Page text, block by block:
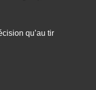
qu’au tir